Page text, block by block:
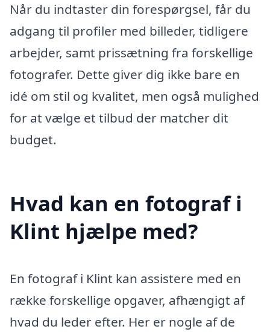
Når du indtaster din forespørgsel, får du
adgang til profiler med billeder, tidligere
arbejder, samt prissætning fra forskellige
fotografer. Dette giver dig ikke bare en
idé om stil og kvalitet, men også mulighed
for at vælge et tilbud der matcher dit
budget.
Hvad kan en fotograf i
Klint hjælpe med?
En fotograf i Klint kan assistere med en
række forskellige opgaver, afhængigt af
hvad du leder efter. Her er nogle af de